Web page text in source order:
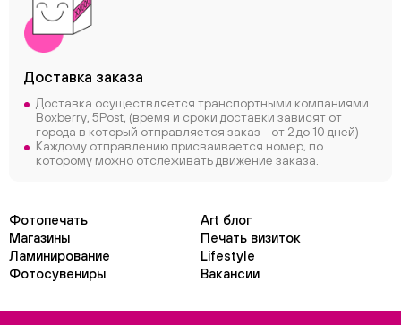
Доставка заказа
Доставка осуществляется транспортными компаниями
Boxberry, 5Post, (время и сроки доставки зависят от
города в который отправляется заказ - от 2 до 10 дней)
Каждому отправлению присваивается номер, по
которому можно отслеживать движение заказа.
Фотопечать
Art блог
Магазины
Печать визиток
Ламинирование
Lifestyle
Фотосувениры
Вакансии